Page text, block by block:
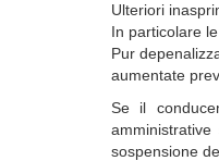
Ulteriori
In particolare
Pur
aumentate
Se il
sospensione